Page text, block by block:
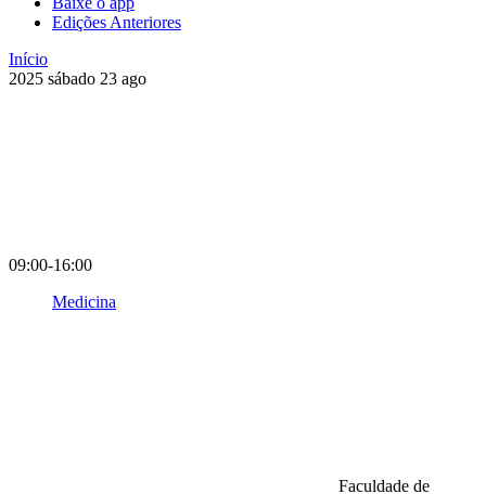
Edições Anteriores
Início
2025 sábado 23 ago
09:00-16:00
Medicina
Faculdade de